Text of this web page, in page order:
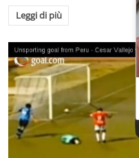
Leggi di più